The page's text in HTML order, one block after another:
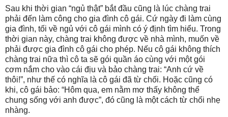
Sau khi thời gian “ngủ thật” bắt đầu cũng là lúc chàng trai
phải đến làm công cho gia đình cô gái. Cứ ngày đi làm cùng
gia đình, tối về ngủ với cô gái mình có ý định tìm hiểu. Trong
thời gian này, chàng trai không được về nhà mình, muốn về
phải được gia đình cô gái cho phép. Nếu cô gái không thích
chàng trai nữa thì cô ta sẽ gói quần áo cùng với một gói
cơm nắm cho vào cái địu và bảo chàng trai: “Anh cứ về
thôi!”, như thế có nghĩa là cô gái đã từ chối. Hoặc cũng có
khi, cô gái bảo: “Hôm qua, em nằm mơ thấy không thể
chung sống với anh được”, đó cũng là một cách từ chối nhẹ
nhàng.